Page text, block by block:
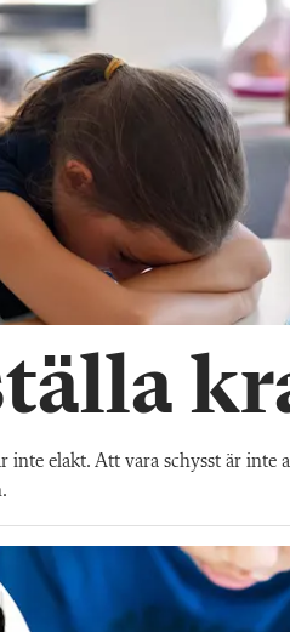
inte elakt. Att vara schysst är